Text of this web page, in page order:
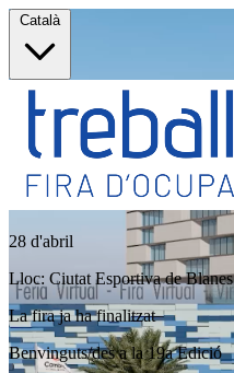
Català
28 d'abril
Lloc: Ciutat Esportiva de Blanes
La fira ja ha finalitzat
Benvinguts/des a la 19a Edició